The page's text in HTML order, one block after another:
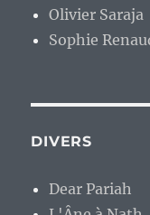
Olivier Saraja
Sophie
DIVERS
Dear Pariah